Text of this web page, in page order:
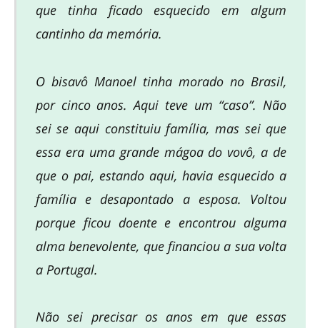
que tinha ficado esquecido em algum
cantinho da memória.
O bisavô Manoel tinha morado no Brasil,
por cinco anos. Aqui teve um “caso”. Não
sei se aqui constituiu família, mas sei que
essa era uma grande mágoa do vovô, a de
que o pai, estando aqui, havia esquecido a
família e desapontado a esposa. Voltou
porque ficou doente e encontrou alguma
alma benevolente, que financiou a sua volta
a Portugal.
Não sei precisar os anos em que essas